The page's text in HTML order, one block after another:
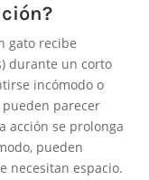
gato recibe
durante un corto
incómodo o
parecer
acción se prolonga
pueden
necesitan espacio.